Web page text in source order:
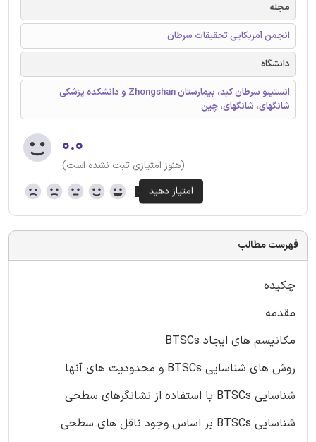
مجله
انجمن آمریکایی تحقیقات سرطان
دانشگاه
انستیتو سرطان کبد، بیمارستان Zhongshan و دانشکده پزشکی
شانگهای، شانگهای، چین
۰.۰
(هنوز امتیازی ثبت نشده است)
فهرست مطالب
چکیده
مقدمه
مکانیسم های ایجاد BTSCs
روش های شناسایی BTSCs و محدودیت های آنها
شناسایی BTSCs با استفاده از نشانگرهای سطحی
شناسایی BTSCs بر اساس وجود ناقل های سطحی